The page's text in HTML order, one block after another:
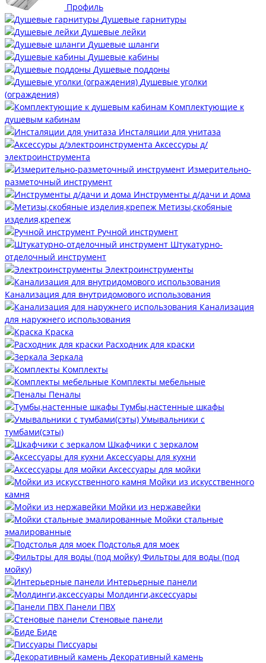
Профиль
Душевые гарнитуры
Душевые лейки
Душевые шланги
Душевые кабины
Душевые поддоны
Душевые уголки
(ограждения)
Комплектующие к
душевым кабинам
Инсталяции для унитаза
Аксессуры д/
электроинструмента
Измерительно-
разметочный инструмент
Инструменты д/дачи и дома
Метизы,скобяные
изделия,крепеж
Ручной инструмент
Штукатурно-
отделочный инструмент
Электроинструменты
Канализация для внутридомового использования
Канализация
для наружнего использования
Краска
Расходник для краски
Зеркала
Комплекты
Комплекты мебельные
Пеналы
Тумбы,настенные шкафы
Умывальники с
тумбами(сэты)
Шкафчики с зеркалом
Аксессуары для кухни
Аксессуары для мойки
Мойки из искусственного
камня
Мойки из нержавейки
Мойки стальные
эмалированные
Подстолья для моек
Фильтры для воды (под
мойку)
Интерьерные панели
Молдинги,аксессуары
Панели ПВХ
Стеновые панели
Биде
Писсуары
Декоративный камень